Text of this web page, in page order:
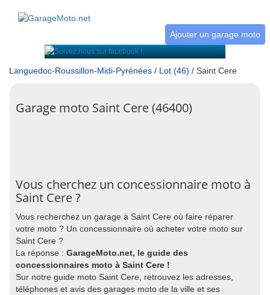
Ajouter un garage moto
Languedoc-Roussillon-Midi-Pyrénées / Lot (46) / Saint Cere
Garage moto Saint Cere (46400)
Vous cherchez un concessionnaire moto à
Saint Cere ?
Vous recherchez un garage à Saint Cere où faire réparer
votre moto ? Un concessionnaire où acheter votre moto sur
Saint Cere ?
La réponse : GarageMoto.net, le guide des
concessionnaires moto à Saint Cere !
Sur notre guide moto Saint Cere, retrouvez les adresses,
téléphones et avis des garages moto de la ville et ses